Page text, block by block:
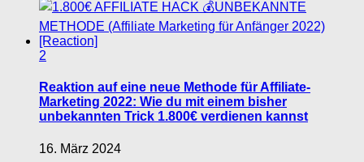
2
Reaktion auf eine neue Methode für Affiliate-
Marketing 2022: Wie du mit einem bisher
unbekannten Trick 1.800€ verdienen kannst
16. März 2024